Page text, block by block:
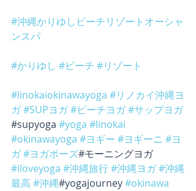
#沖縄かりゆしビーチリゾートオーシャ
ンスパ
#かりゆし #ビーチ #リゾート
#linokaiokinawayoga #リノカイ沖縄ヨ
ガ#SUPヨガ#ビーチヨガ#サップヨガ
#supyoga #yoga #linokai
#okinawayoga #ヨギー #ヨギーニ #ヨ
ガ#ヨガポーズ#モーニングヨガ
#iloveyoga #沖縄旅行#沖縄ヨガ#沖縄
最高 #沖縄#yogajourney #okinawa